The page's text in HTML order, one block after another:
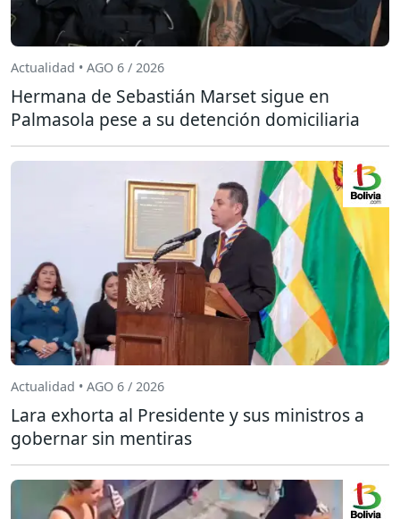
Actualidad • AGO 6 / 2026
Hermana de Sebastián Marset sigue en
Palmasola pese a su detención domiciliaria
Actualidad • AGO 6 / 2026
Lara exhorta al Presidente y sus ministros a
gobernar sin mentiras